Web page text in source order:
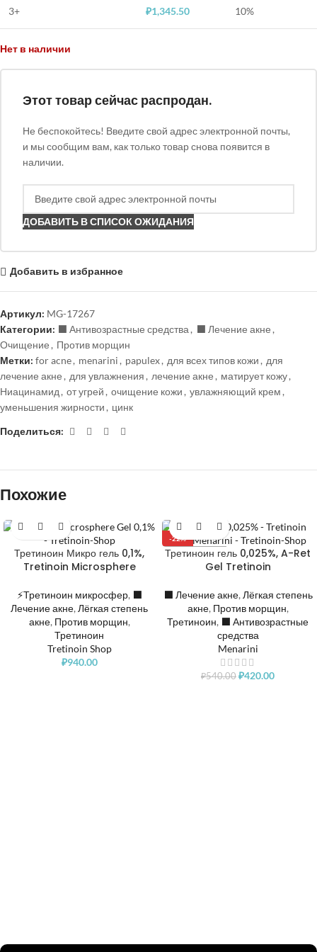
3+ ₽1,345.50 10%
Нет в наличии
Этот товар сейчас распродан.
Не беспокойтесь! Введите свой адрес электронной почты,
и мы сообщим вам, как только товар снова появится в
наличии.
ДОБАВИТЬ В СПИСОК ОЖИДАНИЯ
Добавить в избранное
Артикул: MG-17267
Категории: ⬛️ Антивозрастные средства , ⬛️ Лечение акне ,
Очищение , Против морщин
Метки: for acne, menarini , papulex, для всех типов кожи , для
лечение акне , для увлажнения , лечение акне , матирует кожу,
Ниацинамид , от угрей , очищение кожи , увлажняющий крем ,
уменьшения жирности , цинк
Поделиться:
Похожие
Третиноин Микро гель 0,1%,
Tretinoin Microsphere
⚡Третиноин микросфер, ⬛️
Лечение акне, Лёгкая степень
акне, Против морщин,
Третиноин
Tretinoin Shop
₽940.00
-22%
РАСПРОДАНО
Третиноин гель 0,025%, A-Ret
Gel Tretinoin
⬛️ Лечение акне, Лёгкая степень
акне, Против морщин,
Третиноин, ⬛️ Антивозрастные
средства
Menarini
₽540.00 ₽420.00